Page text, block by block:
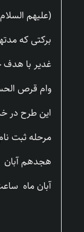
(علیهم
برکتی که
غدیر با هدف
وام قرص
این طرح در
مرحله ثبت
آبان ماه ساعت 20 به